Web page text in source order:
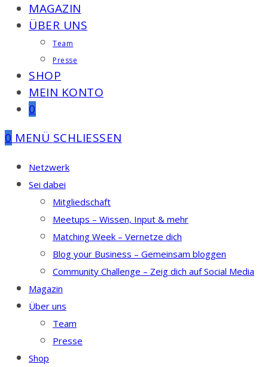
MAGAZIN
ÜBER UNS
Team
Presse
SHOP
MEIN KONTO
0
0 MENÜ SCHLIESSEN
Netzwerk
Sei dabei
Mitgliedschaft
Meetups – Wissen, Input & mehr
Matching Week – Vernetze dich
Blog your Business – Gemeinsam bloggen
Community Challenge – Zeig dich auf Social Media
Magazin
Über uns
Team
Presse
Shop